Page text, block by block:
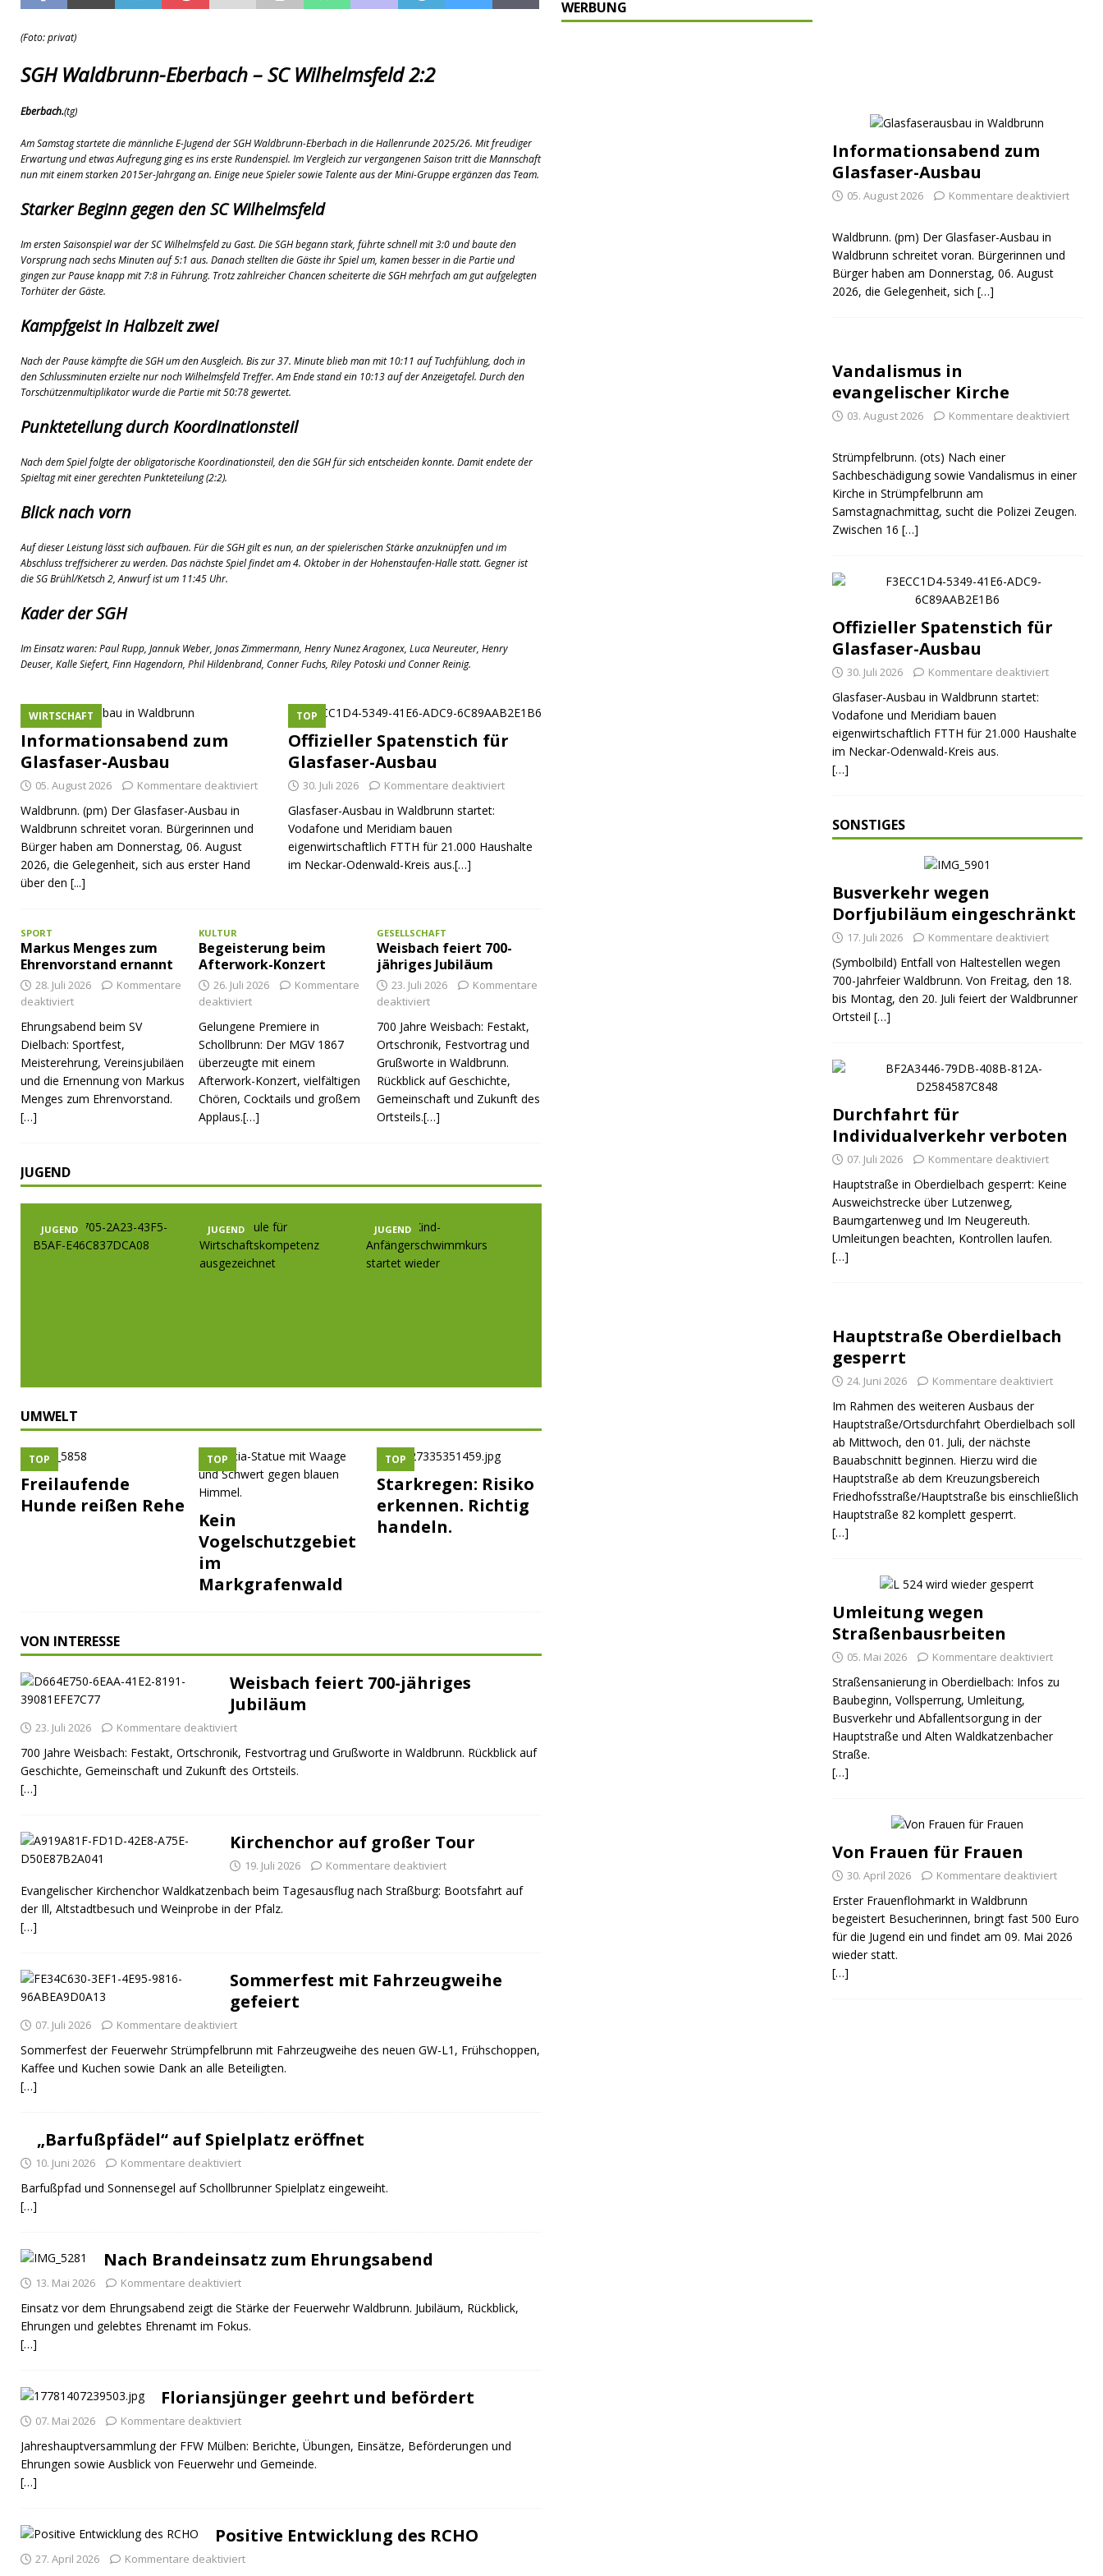
[ 10. Juli 2026 ] Freilaufende Hunde reißen Rehe
TOP
[ 07. Juli 2026 ]
Sommerfest mit Fahrzeugweihe gefeiert
GESELLSCHAFT
[ 03. August 2026 ] Vandalismus in evangelischer Kirche BLAULICHT
(Foto: privat)
SGH Waldbrunn-Eberbach – SC Wilhelmsfeld 2:2
Eberbach.(tg)
Am Samstag startete die männliche E-Jugend der SGH Waldbrunn-Eberbach in die Hallenrunde 2025/26. Mit freudiger
Erwartung und etwas Aufregung ging es ins erste Rundenspiel. Im Vergleich zur vergangenen Saison tritt die Mannschaft
nun mit einem starken 2015er-Jahrgang an. Einige neue Spieler sowie Talente aus der Mini-Gruppe ergänzen das Team.
Starker Beginn gegen den SC Wilhelmsfeld
Im ersten Saisonspiel war der SC Wilhelmsfeld zu Gast. Die SGH begann stark, führte schnell mit 3:0 und baute den
Vorsprung nach sechs Minuten auf 5:1 aus. Danach stellten die Gäste ihr Spiel um, kamen besser in die Partie und
gingen zur Pause knapp mit 7:8 in Führung. Trotz zahlreicher Chancen scheiterte die SGH mehrfach am gut aufgelegten
Torhüter der Gäste.
Kampfgeist in Halbzeit zwei
Nach der Pause kämpfte die SGH um den Ausgleich. Bis zur 37. Minute blieb man mit 10:11 auf Tuchfühlung, doch in
den Schlussminuten erzielte nur noch Wilhelmsfeld Treffer. Am Ende stand ein 10:13 auf der Anzeigetafel. Durch den
Torschützenmultiplikator wurde die Partie mit 50:78 gewertet.
Punkteteilung durch Koordinationsteil
Nach dem Spiel folgte der obligatorische Koordinationsteil, den die SGH für sich entscheiden konnte. Damit endete der
Spieltag mit einer gerechten Punkteteilung (2:2).
Blick nach vorn
Auf dieser Leistung lässt sich aufbauen. Für die SGH gilt es nun, an der spielerischen Stärke anzuknüpfen und im
Abschluss treffsicherer zu werden. Das nächste Spiel findet am 4. Oktober in der Hohenstaufen-Halle statt. Gegner ist
die SG Brühl/Ketsch 2, Anwurf ist um 11:45 Uhr.
Kader der SGH
Im Einsatz waren: Paul Rupp, Jannuk Weber, Jonas Zimmermann, Henry Nunez Aragonex, Luca Neureuter, Henry
Deuser, Kalle Siefert, Finn Hagendorn, Phil Hildenbrand, Conner Fuchs, Riley Potoski und Conner Reinig.
Informationsabend zum
Glasfaser-Ausbau
WIRTSCHAFT
05. August 2026 Kommentare deaktiviert
Waldbrunn. (pm) Der Glasfaser-Ausbau in
Waldbrunn schreitet voran. Bürgerinnen und
Bürger haben am Donnerstag, 06. August
2026, die Gelegenheit, sich aus erster Hand
über den [...]
Offizieller Spatenstich für
Glasfaser-Ausbau
TOP
30. Juli 2026 Kommentare deaktiviert
Glasfaser-Ausbau in Waldbrunn startet:
Vodafone und Meridiam bauen
eigenwirtschaftlich FTTH für 21.000 Haushalte
im Neckar-Odenwald-Kreis aus.[…]
SPORT
Markus Menges zum
Ehrenvorstand ernannt
28. Juli 2026
Kommentare
deaktiviert
Ehrungsabend beim SV
Dielbach: Sportfest,
Meisterehrung, Vereinsjubiläen
und die Ernennung von Markus
Menges zum Ehrenvorstand.
[…]
KULTUR
Begeisterung beim
Afterwork-Konzert
26. Juli 2026
Kommentare
deaktiviert
Gelungene Premiere in
Schollbrunn: Der MGV 1867
überzeugte mit einem
Afterwork-Konzert, vielfältigen
Chören, Cocktails und großem
Applaus.[…]
GESELLSCHAFT
Weisbach feiert 700-
jähriges Jubiläum
23. Juli 2026
Kommentare
deaktiviert
700 Jahre Weisbach: Festakt,
Ortschronik, Festvortrag und
Grußworte in Waldbrunn.
Rückblick auf Geschichte,
Gemeinschaft und Zukunft des
Ortsteils.[…]
JUGEND
JUGEND JUGEND JUGEND
UMWELT
TOP
Freilaufende
Hunde reißen Rehe
TOP
Kein
Vogelschutzgebiet
im
Markgrafenwald
TOP
Starkregen: Risiko
erkennen. Richtig
handeln.
VON INTERESSE
Weisbach feiert 700-jähriges
Jubiläum
23. Juli 2026 Kommentare deaktiviert
700 Jahre Weisbach: Festakt, Ortschronik, Festvortrag und Grußworte in Waldbrunn. Rückblick auf
Geschichte, Gemeinschaft und Zukunft des Ortsteils.
[…]
Kirchenchor auf großer Tour
19. Juli 2026 Kommentare deaktiviert
Evangelischer Kirchenchor Waldkatzenbach beim Tagesausflug nach Straßburg: Bootsfahrt auf
der Ill, Altstadtbesuch und Weinprobe in der Pfalz.
[…]
Sommerfest mit Fahrzeugweihe
gefeiert
07. Juli 2026 Kommentare deaktiviert
Sommerfest der Feuerwehr Strümpfelbrunn mit Fahrzeugweihe des neuen GW-L1, Frühschoppen,
Kaffee und Kuchen sowie Dank an alle Beteiligten.
[…]
„Barfußpfädel“ auf Spielplatz eröffnet
10. Juni 2026 Kommentare deaktiviert
Barfußpfad und Sonnensegel auf Schollbrunner Spielplatz eingeweiht.
[…]
Nach Brandeinsatz zum Ehrungsabend
13. Mai 2026 Kommentare deaktiviert
Einsatz vor dem Ehrungsabend zeigt die Stärke der Feuerwehr Waldbrunn. Jubiläum, Rückblick,
Ehrungen und gelebtes Ehrenamt im Fokus.
[…]
Floriansjünger geehrt und befördert
07. Mai 2026 Kommentare deaktiviert
Jahreshauptversammlung der FFW Mülben: Berichte, Übungen, Einsätze, Beförderungen und
Ehrungen sowie Ausblick von Feuerwehr und Gemeinde.
[…]
Positive Entwicklung des RCHO
27. April 2026 Kommentare deaktiviert
WERBUNG
Informationsabend zum
Glasfaser-Ausbau
05. August 2026 Kommentare deaktiviert
Waldbrunn. (pm) Der Glasfaser-Ausbau in
Waldbrunn schreitet voran. Bürgerinnen und
Bürger haben am Donnerstag, 06. August
2026, die Gelegenheit, sich […]
Vandalismus in
evangelischer Kirche
03. August 2026 Kommentare deaktiviert
Strümpfelbrunn. (ots) Nach einer
Sachbeschädigung sowie Vandalismus in einer
Kirche in Strümpfelbrunn am
Samstagnachmittag, sucht die Polizei Zeugen.
Zwischen 16 […]
Offizieller Spatenstich für
Glasfaser-Ausbau
30. Juli 2026 Kommentare deaktiviert
Glasfaser-Ausbau in Waldbrunn startet:
Vodafone und Meridiam bauen
eigenwirtschaftlich FTTH für 21.000 Haushalte
im Neckar-Odenwald-Kreis aus.
[…]
SONSTIGES
Busverkehr wegen
Dorfjubiläum eingeschränkt
17. Juli 2026 Kommentare deaktiviert
(Symbolbild) Entfall von Haltestellen wegen
700-Jahrfeier Waldbrunn. Von Freitag, den 18.
bis Montag, den 20. Juli feiert der Waldbrunner
Ortsteil […]
Durchfahrt für
Individualverkehr verboten
07. Juli 2026 Kommentare deaktiviert
Hauptstraße in Oberdielbach gesperrt: Keine
Ausweichstrecke über Lutzenweg,
Baumgartenweg und Im Neugereuth.
Umleitungen beachten, Kontrollen laufen.
[…]
Hauptstraße Oberdielbach
gesperrt
24. Juni 2026 Kommentare deaktiviert
Im Rahmen des weiteren Ausbaus der
Hauptstraße/Ortsdurchfahrt Oberdielbach soll
ab Mittwoch, den 01. Juli, der nächste
Bauabschnitt beginnen. Hierzu wird die
Hauptstraße ab dem Kreuzungsbereich
Friedhofsstraße/Hauptstraße bis einschließlich
Hauptstraße 82 komplett gesperrt.
[…]
Umleitung wegen
Straßenbausrbeiten
05. Mai 2026 Kommentare deaktiviert
Straßensanierung in Oberdielbach: Infos zu
Baubeginn, Vollsperrung, Umleitung,
Busverkehr und Abfallentsorgung in der
Hauptstraße und Alten Waldkatzenbacher
Straße.
[…]
Von Frauen für Frauen
30. April 2026 Kommentare deaktiviert
Erster Frauenflohmarkt in Waldbrunn
begeistert Besucherinnen, bringt fast 500 Euro
für die Jugend ein und findet am 09. Mai 2026
wieder statt.
[…]